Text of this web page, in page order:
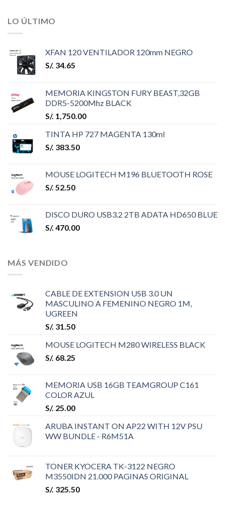
LO ÚLTIMO
XFAN 120 VENTILADOR 120mm NEGRO
S/. 34.65
MEMORIA KINGSTON FURY BEAST,32GB
DDR5-5200Mhz BLACK
S/. 1,750.00
TINTA HP 727 MAGENTA 130ml
S/. 383.50
MOUSE LOGITECH M196 BLUETOOTH ROSE
S/. 52.50
DISCO DURO USB3.2 2TB ADATA HD650 BLUE
S/. 470.00
MÁS VENDIDO
CABLE DE EXTENSION USB 3.0 UN
MASCULINO A FEMENINO NEGRO 1M,
UGREEN
S/. 31.50
MOUSE LOGITECH M280 WIRELESS BLACK
S/. 68.25
MEMORIA USB 16GB TEAMGROUP C161
COLOR AZUL
S/. 25.00
ARUBA INSTANT ON AP22 WITH 12V PSU
WW BUNDLE - R6M51A
TONER KYOCERA TK-3122 NEGRO
M3550IDN 21.000 PAGINAS ORIGINAL
S/. 325.50